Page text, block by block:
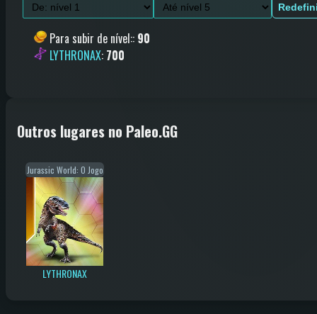
Para subir de nível:: 90
LYTHRONAX: 700
Outros lugares no Paleo.GG
Jurassic World: O Jogo
LYTHRONAX